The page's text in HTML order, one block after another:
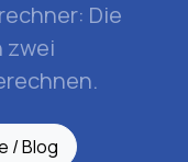
Die
zwei
/ Blog